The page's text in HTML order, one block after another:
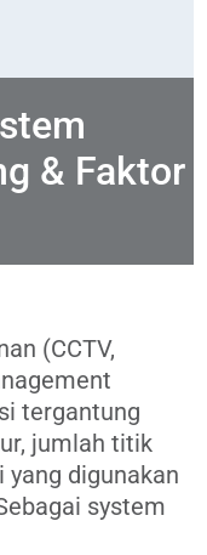
& Faktor
(CCTV,
tergantung
jumlah titik
digunakan
system